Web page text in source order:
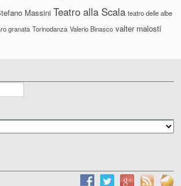
Massini Teatro alla Scala teatro delle albe
granata Torinodanza Valerio Binasco valter malosti